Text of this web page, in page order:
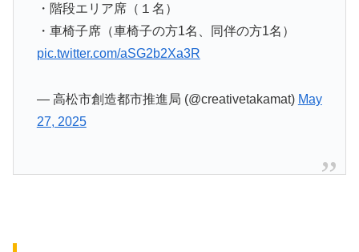
・階段エリア席（１名）
・車椅子席（車椅子の方1名、同伴の方1名）
pic.twitter.com/aSG2b2Xa3R
— 高松市創造都市推進局 (@creativetakamat) May
27, 2025